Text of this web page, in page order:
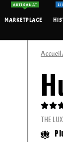
MARKETPLACE
ARTISANAT
Accueil

THE